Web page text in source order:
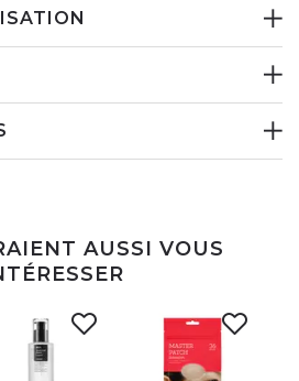
AUSSI VOUS